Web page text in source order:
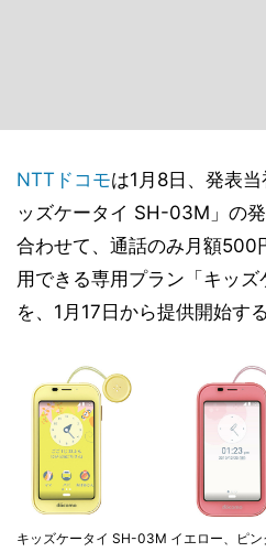
NTTドコモは1月8日、発表当
ッズケータイ SH-03M」の発
合わせて、通話のみ月額500
用できる専用プラン「キッズ
を、1月17日から提供開始する
キッズケータイ SH-03M イエロー、ピン